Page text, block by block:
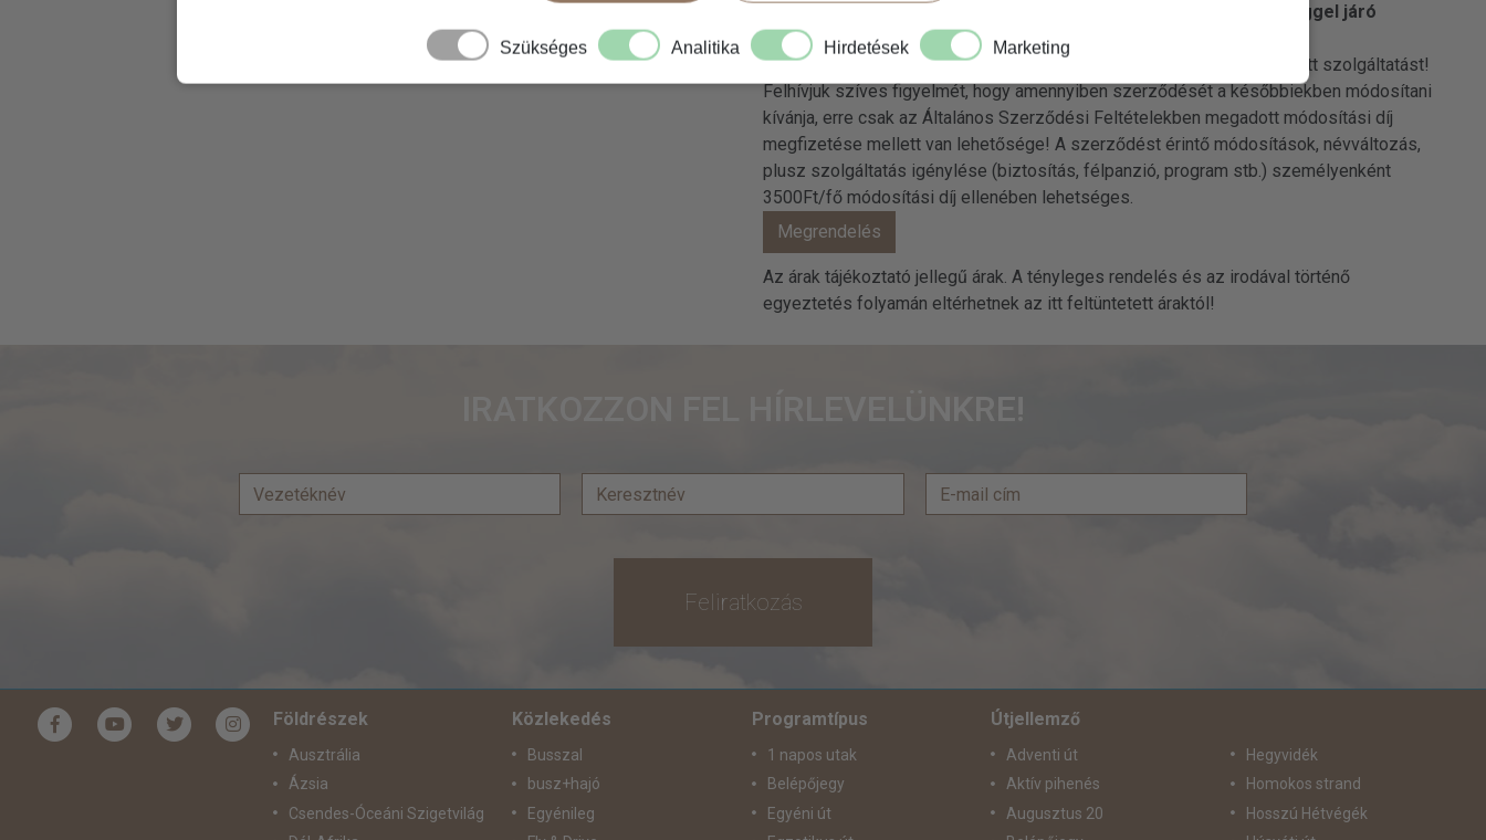
A Megrendelem gomb megnyomásával Ön fizetési kötelezettséggel járó
megrendelést ad le az a TdM Travel Tours Kft. felé.
Fontos:
Kérjük foglaláskor szíveskedjen megadni az összes választott szolgáltatást!
Felhívjuk szíves figyelmét, hogy amennyiben szerződését a későbbiekben módosítani
kívánja, erre csak az Általános Szerződési Feltételekben megadott módosítási díj
megfizetése mellett van lehetősége! A szerződést érintő módosítások, névváltozás,
plusz szolgáltatás igénylése (biztosítás, félpanzió, program stb.) személyenként
3500Ft/fő módosítási díj ellenében lehetséges.
Az árak tájékoztató jellegű árak. A tényleges rendelés és az irodával történő
egyeztetés folyamán eltérhetnek az itt feltüntetett áraktól!
Feliratkozás
Földrészek
Ausztrália
Ázsia
Csendes-Óceáni Szigetvilág
Közlekedés
Busszal
busz+hajó
Egyénileg
Programtípus
1 napos utak
Belépőjegy
Egyéni út
Útjellemző
Adventi út
Aktív pihenés
Augusztus 20
Hegyvidék
Homokos strand
Hosszú Hétvégék
Szükséges Analitika Hirdetések Marketing